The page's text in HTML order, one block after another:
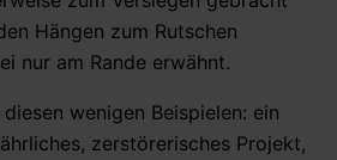
Hängen zum Rutschen
nur am Rande erwähnt.
wenigen Beispielen: ein
zerstörerisches Projekt,